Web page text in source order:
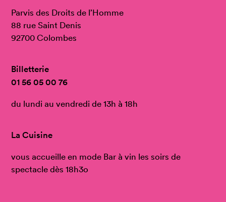
Parvis des Droits de l’Homme
88 rue Saint Denis
92700 Colombes
Billetterie
01 56 05 00 76
du lundi au vendredi de 13h à 18h
La Cuisine
vous accueille en mode Bar à vin les soirs de
spectacle dès 18h3o